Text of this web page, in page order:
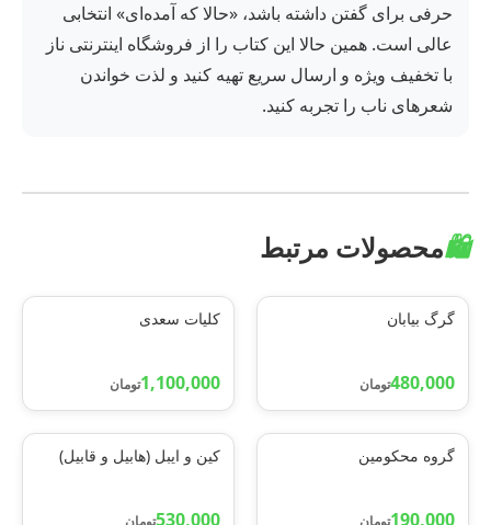
حرفی برای گفتن داشته باشد، «حالا که آمده‌ای» انتخابی
عالی است. همین حالا این کتاب را از فروشگاه اینترنتی ناز
با تخفیف ویژه و ارسال سریع تهیه کنید و لذت خواندن
شعرهای ناب را تجربه کنید.
🛍️محصولات مرتبط
گرگ بیابان
480,000تومان
کلیات سعدی
1,100,000تومان
گروه محکومین
190,000
کین و ایبل (هابیل و قابیل)
530,000